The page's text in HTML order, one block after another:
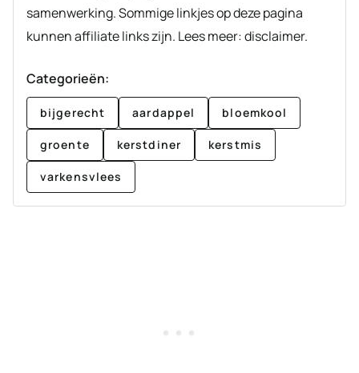
samenwerking. Sommige linkjes op deze pagina
kunnen affiliate links zijn. Lees meer: disclaimer.
Categorieën:
bijgerecht aardappel bloemkool
groente kerstdiner kerstmis
varkensvlees